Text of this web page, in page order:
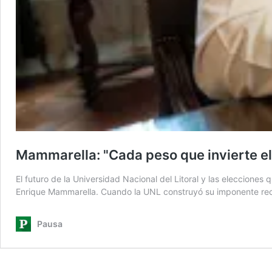
Mammarella: "Cada peso que invierte
El futuro de la Universidad Nacional del Litoral y las elecciones
Enrique Mammarella. Cuando la UNL construyó su imponente
Pausa